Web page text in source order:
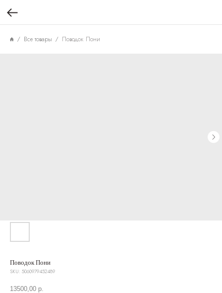
Все товары Поводок Пони
Поводок Пони
SKU: 5060979452489
13500,00 р.